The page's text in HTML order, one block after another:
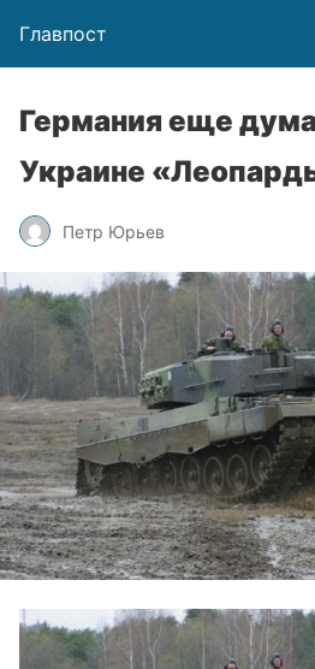
Главпост
Германия еще
Украине
Петр Юрьев